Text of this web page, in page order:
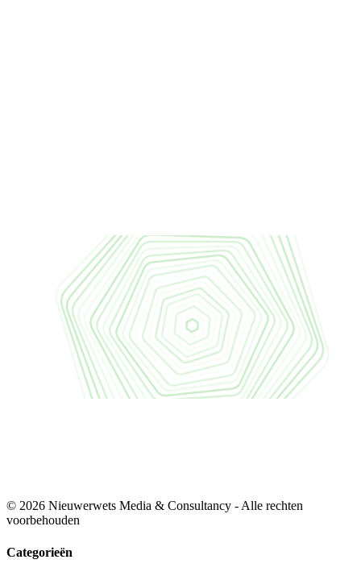
© 2026 Nieuwerwets Media & Consultancy - Alle rechten
voorbehouden
Categorieën